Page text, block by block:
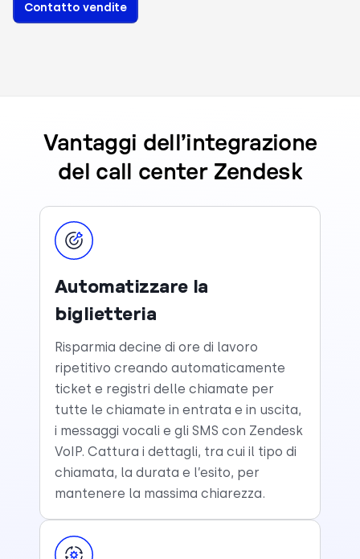
Contatto vendite
Vantaggi dell’integrazione
del call center Zendesk
Automatizzare la
biglietteria
Risparmia decine di ore di lavoro
ripetitivo creando automaticamente
ticket e registri delle chiamate per
tutte le chiamate in entrata e in uscita,
i messaggi vocali e gli SMS con Zendesk
VoIP. Cattura i dettagli, tra cui il tipo di
chiamata, la durata e l’esito, per
mantenere la massima chiarezza.